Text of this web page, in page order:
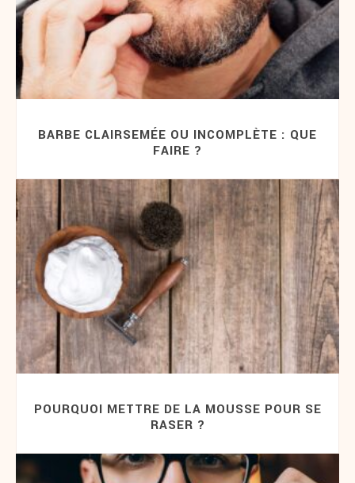
BARBE CLAIRSEMÉE OU INCOMPLÈTE : QUE
FAIRE ?
POURQUOI METTRE DE LA MOUSSE POUR SE
RASER ?